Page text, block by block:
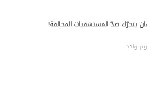
يتحرّك ضدّ المستشفيات المخالفة!
واحد